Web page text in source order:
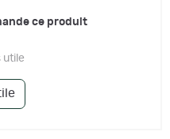
ce produit
utile